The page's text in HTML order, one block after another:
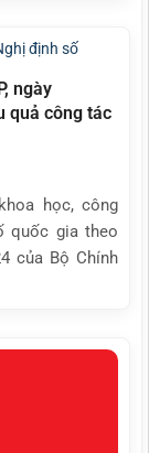
ngày
quả công tác
học, công
quốc gia theo
của Bộ Chính